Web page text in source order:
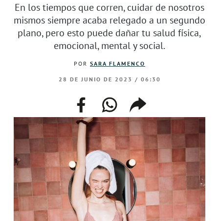
En los tiempos que corren, cuidar de nosotros
mismos siempre acaba relegado a un segundo
plano, pero esto puede dañar tu salud física,
emocional, mental y social.
POR SARA FLAMENCO
28 DE JUNIO DE 2023 / 06:30
facebookwhatsappcompartir
enlace